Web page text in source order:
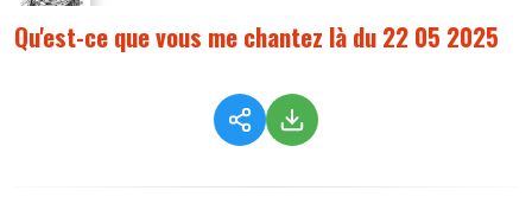
Qu'est-ce que vous me chantez là du 22 05 2025